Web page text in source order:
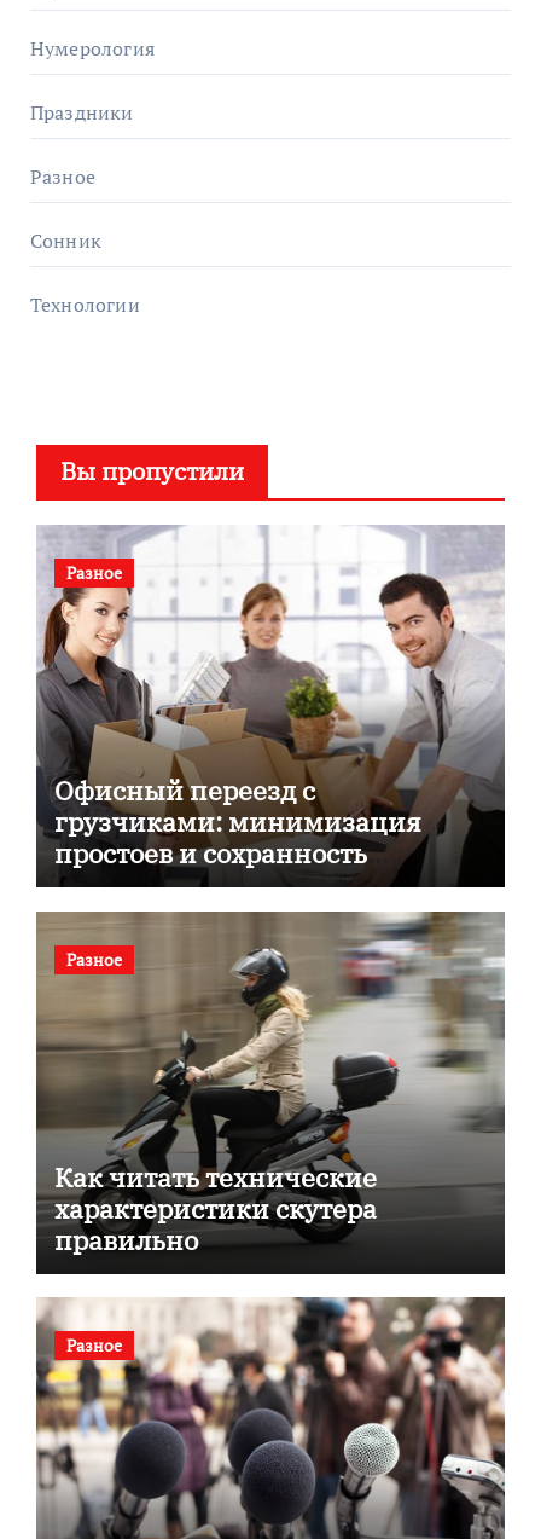
Нумерология
Праздники
Разное
Сонник
Технологии
Вы пропустили
Разное
Офисный переезд с
грузчиками: минимизация
простоев и сохранность
документов
Разное
Как читать технические
характеристики скутера
правильно
Разное